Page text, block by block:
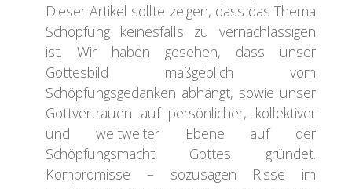
Dieser Artikel sollte zeigen, dass das Thema
Schöpfung keinesfalls zu vernachlässigen
ist. Wir haben gesehen, dass unser
Gottesbild maßgeblich vom
Schöpfungsgedanken abhängt, sowie unser
Gottvertrauen auf persönlicher, kollektiver
und weltweiter Ebene auf der
Schöpfungsmacht Gottes gründet.
Kompromisse – sozusagen Risse im